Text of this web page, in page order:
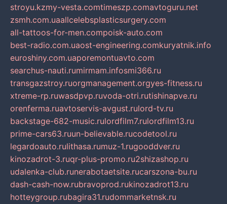
stroyu.kzmy-vesta.comtimeszp.comavtoguru.net
zsmh.com.uaallcelebsplasticsurgery.com
all-tattoos-for-men.compoisk-auto.com
best-radio.com.uaost-engineering.comkuryatnik.info
euroshiny.com.uaporemontuavto.com
searchus-nauti.rumirmam.infosmi366.ru
transgazstroy.ruorgmanagement.orgyes-fitness.ru
xtreme-rp.ruwasdpvp.ruvoda-otri.rutishinapve.ru
orenferma.ruavtoservis-avgust.rulord-tv.ru
backstage-682-music.rulordfilm7.rulordfilm13.ru
prime-cars63.ruun-believable.rucodetool.ru
legardoauto.rulithasa.rumuz-1.rugooddver.ru
kinozadrot-3.ruqr-plus-promo.ru2shizashop.ru
udalenka-club.runerabotaetsite.rucarszona-bu.ru
dash-cash-now.rubravoprod.rukinozadrot13.ru
hotteygroup.rubagira31.rudommarketnsk.ru